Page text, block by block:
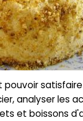
satisfaire
analyser les
et boissons